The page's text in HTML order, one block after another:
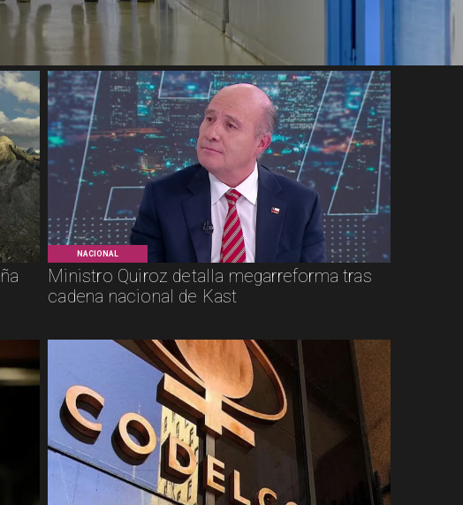
NACIONAL
Ministro Quiroz detalla megarreforma tras
cadena nacional de Kast